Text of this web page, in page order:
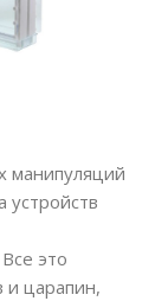
манипуляций
устройств
это
и царапин,